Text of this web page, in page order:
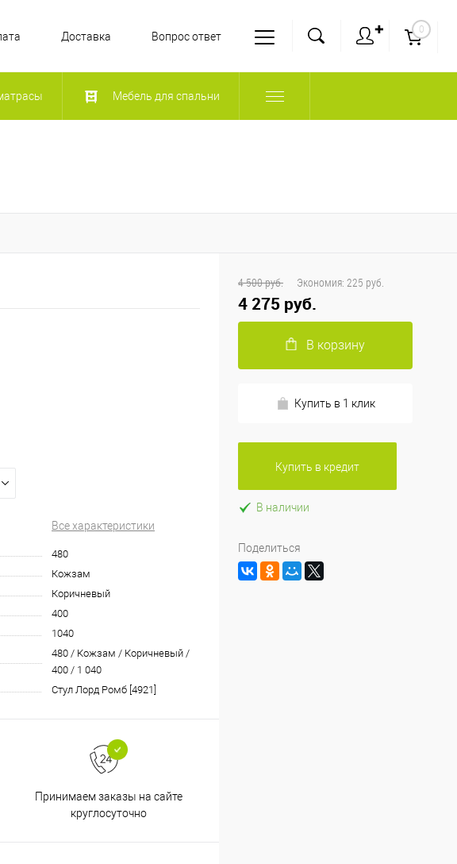
Доставка Вопрос ответ
✚ 0
Мебель для спальни
Все характеристики
480
Кожзам
Коричневый
400
1040
480 / Кожзам / Коричневый /
400 / 1 040
Стул Лорд Ромб [4921]
Принимаем заказы на сайте
круглосуточно
4 500 руб. Экономия: 225 руб.
4 275 руб.
В корзину
Купить в 1 клик
Купить в кредит
В наличии
Поделиться